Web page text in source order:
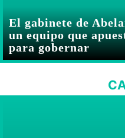
El gabinete de
un equipo que
para gobernar